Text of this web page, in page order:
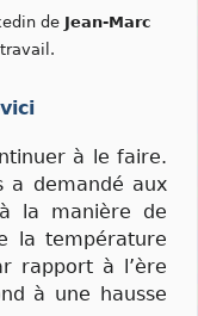
de Jean-Marc
à le faire.
a demandé aux
la manière de
la température
rapport à l’ère
à une hausse